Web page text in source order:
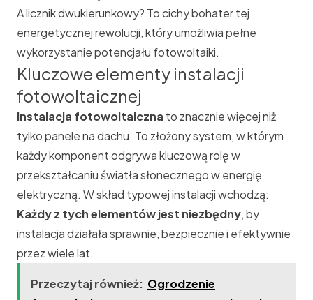
A licznik dwukierunkowy? To cichy bohater tej
energetycznej rewolucji, który umożliwia pełne
wykorzystanie potencjału fotowoltaiki.
Kluczowe elementy instalacji
fotowoltaicznej
Instalacja fotowoltaiczna to znacznie więcej niż
tylko panele na dachu. To złożony system, w którym
każdy komponent odgrywa kluczową rolę w
przekształcaniu światła słonecznego w energię
elektryczną. W skład typowej instalacji wchodzą:
Każdy z tych elementów jest niezbędny, by
instalacja działała sprawnie, bezpiecznie i efektywnie
przez wiele lat.
Przeczytaj również: Ogrodzenie